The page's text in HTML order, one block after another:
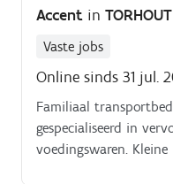
Accent in TORHOUT
Vaste jobs
Online sinds 31 jul.
Familiaal
gespecialiseerd in
voedingswaren.